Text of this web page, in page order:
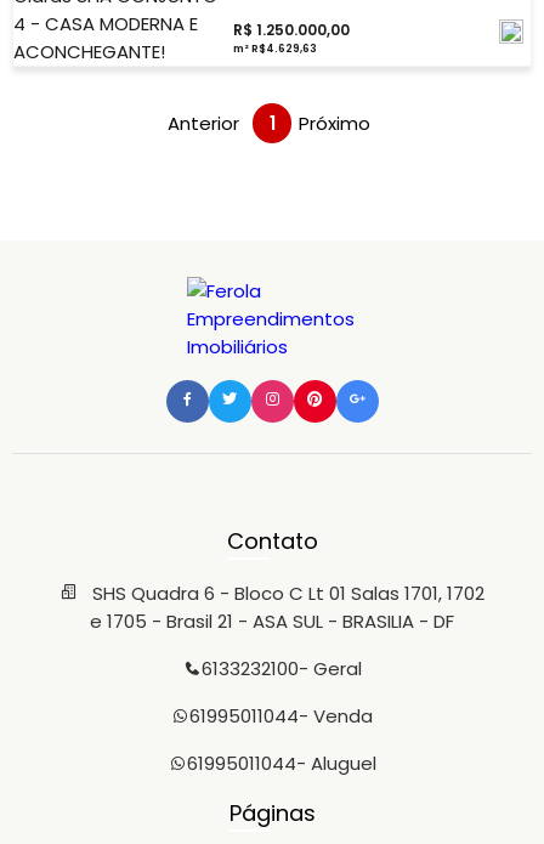
R$ 1.250.000,00
m² R$4.629,63
Anterior 1 Próximo
Contato
SHS Quadra 6 - Bloco C Lt 01 Salas 1701, 1702
e 1705 - Brasil 21 - ASA SUL - BRASILIA - DF
6133232100- Geral
61995011044- Venda
61995011044- Aluguel
Páginas